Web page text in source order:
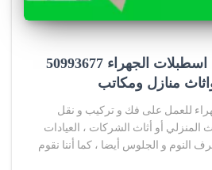
شركات نقل عفش اسطبلات الجهراء 50993677
منازل ومكاتب
للعمل على فك و تركيب و نقل
المنزلي أو أثاث الشركات ، العيادات
النوم و الجلوس أيضا ، كما أننا نقوم